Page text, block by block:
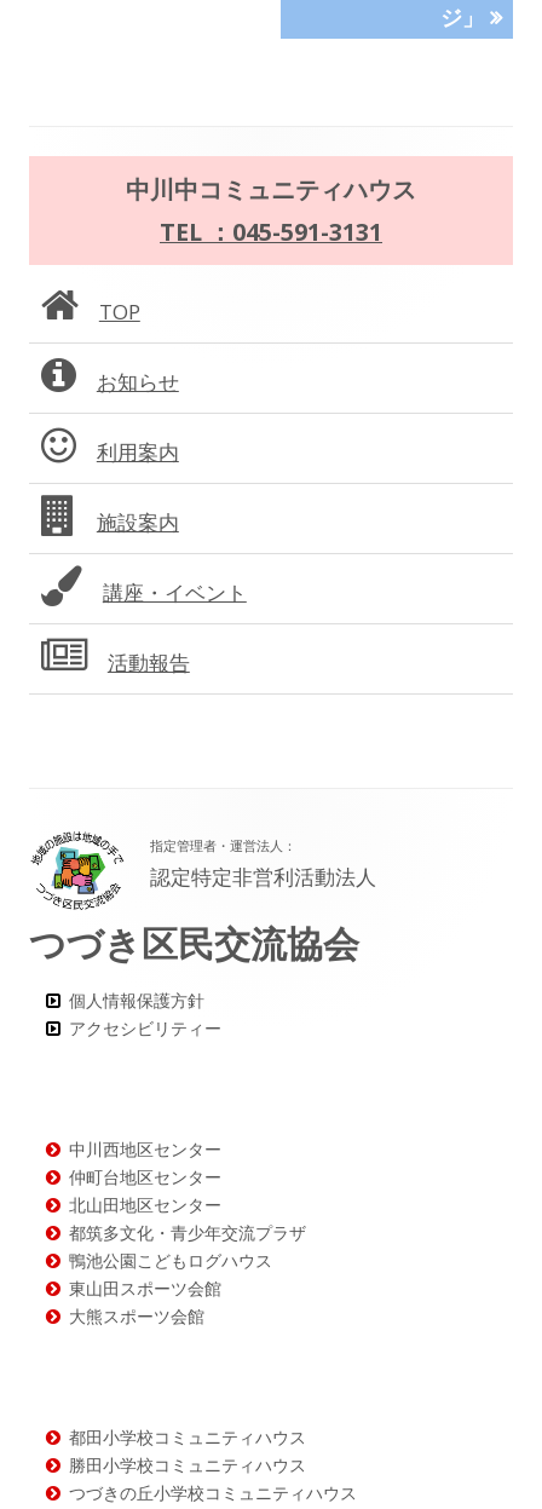
ョ
ン
ジ」
ン
サ
イ
ド
バ
ー
中川中コミュニティハウス
TEL ：045-591-3131
TOP
お知らせ
利用案内
施設案内
講座・イベント
活動報告
ッ
タ
ー・
ン
ツ
指定管理者・運営法人：
認定特定非営利活動法人
つづき区民交流協会
個人情報保護方針
アクセシビリティー
中川西地区センター
仲町台地区センター
北山田地区センター
都筑多文化・青少年交流プラザ
鴨池公園こどもログハウス
東山田スポーツ会館
大熊スポーツ会館
都田小学校コミュニティハウス
勝田小学校コミュニティハウス
つづきの丘小学校コミュニティハウス